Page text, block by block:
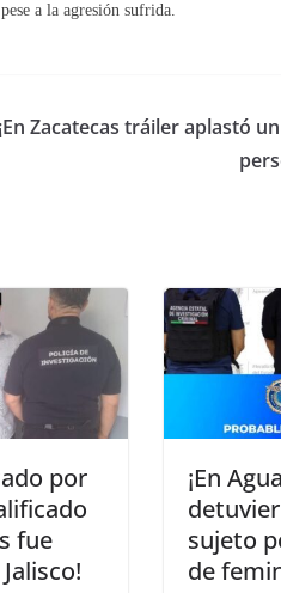
a la agresión sufrida.
¡En Zacatecas tráiler aplastó
por
fue
¡En
sujeto
de